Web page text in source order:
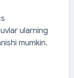
ularning
mumkin.